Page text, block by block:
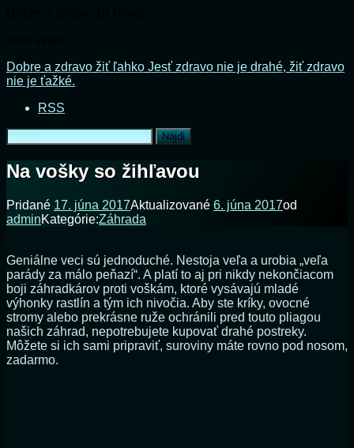
Prejsť
na
Dobre a zdravo žiť ľahko Jesť zdravo nie je drahé, žiť zdravo
nie je ťažké.
RSS
Hľadať:
Na vošky so žihľavou
Pridané 17. júna 2017Aktualizované 6. júna 2017od
adminKategórie:Záhrada
Geniálne veci sú jednoduché. Nestoja veľa a urobia „veľa
parády za málo peňazí“. A platí to aj pri nikdy nekončiacom
boji záhradkárov proti voškám, ktoré vysávajú mladé
výhonky rastlín a tým ich nivočia. Aby ste kríky, ovocné
stromy alebo prekrásne ruže ochránili pred touto pliagou
našich záhrad, nepotrebujete kupovať drahé postreky.
Môžete si ich sami pripraviť, suroviny máte rovno pod nosom,
zadarmo.